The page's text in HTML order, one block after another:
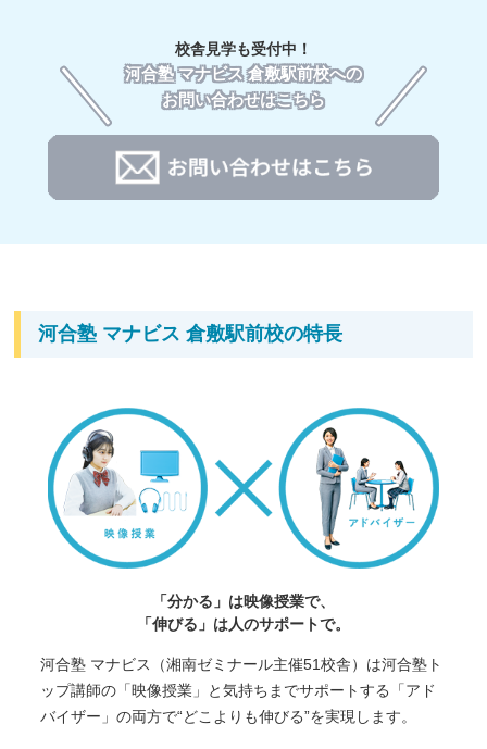
校舎見学も受付中！
河合塾 マナビス 倉敷駅前校への
お問い合わせはこちら
河合塾 マナビス 倉敷駅前校の特長
「分かる」は映像授業で、
「伸びる」は人のサポートで。
河合塾 マナビス（湘南ゼミナール主催51校舎）は河合塾ト
ップ講師の「映像授業」と気持ちまでサポートする「アド
バイザー」の両方で“どこよりも伸びる”を実現します。